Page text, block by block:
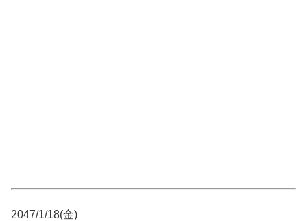
2047/1/18(金)